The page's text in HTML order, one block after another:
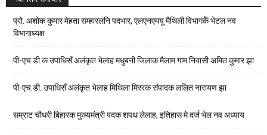
प्रो. अशोक कुमार मेहता सम्हारलनि पदभार, एलएनएमयू मैथिली विभागकेँ भेटल नव
विभागाध्यक्ष
पी-एच.डी.क उपाधिसँ अलंकृत भेलाह मधुबनी जिलाक मैलाम गाम निवासी अमित कुमार झा
पी-एच.डी. उपाधिसँ अलंकृत भेलाह मिथिला मिररक संपादक ललित नारायण झा
सम्राट चौधरी बिहारक मुख्यमंत्री पदक शपथ लेलाह, इतिहास मे दर्ज भेल नव अध्याय